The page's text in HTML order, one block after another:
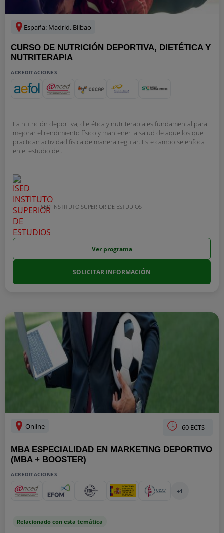
España: Madrid, Bilbao
CURSO DE NUTRICIÓN DEPORTIVA, DIETÉTICA Y
NUTRITERAPIA
ACREDITACIONES
La nutrición deportiva, dietética y nutriterapia es fundamental para
mejorar el rendimiento físico y mantener la salud de aquellos que
practican actividad física de manera regular. Este campo se enfoca
en el estudio de...
ISED INSTITUTO SUPERIOR DE ESTUDIOS
Ver programa
SOLICITAR INFORMACIÓN
Online 60 ECTS
MBA ESPECIALIDAD EN MARKETING DEPORTIVO
(MBA + BOOSTER)
ACREDITACIONES
+1
Relacionado con esta temática